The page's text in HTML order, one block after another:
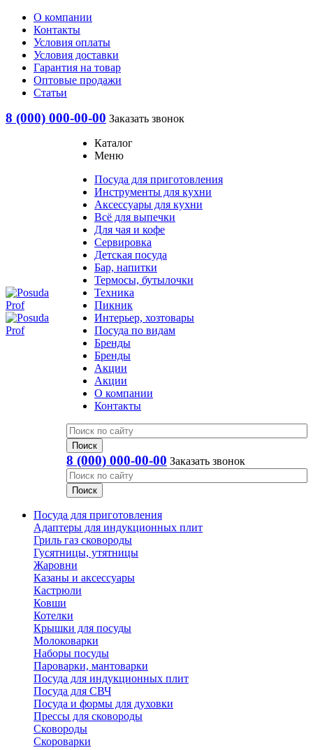
О компании
Контакты
Условия оплаты
Условия доставки
Гарантия на товар
Оптовые продажи
Статьи
8 (000) 000-00-00 Заказать звонок
Каталог
Меню
Посуда для приготовления
Инструменты для кухни
Аксессуары для кухни
Всё для выпечки
Для чая и кофе
Сервировка
Детская посуда
Бар, напитки
Термосы, бутылочки
Техника
Пикник
Интерьер, хозтовары
Посуда по видам
Бренды
Бренды
Акции
Акции
О компании
Контакты
8 (000) 000-00-00 Заказать звонок
Посуда для приготовления
Адаптеры для индукционных плит
Гриль газ сковороды
Гусятницы, утятницы
Жаровни
Казаны и аксессуары
Кастрюли
Ковши
Котелки
Крышки для посуды
Молоковарки
Наборы посуды
Пароварки, мантоварки
Посуда для индукционных плит
Посуда для СВЧ
Посуда и формы для духовки
Прессы для сковороды
Сковороды
Скороварки